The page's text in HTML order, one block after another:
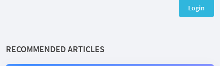
Login
RECOMMENDED ARTICLES